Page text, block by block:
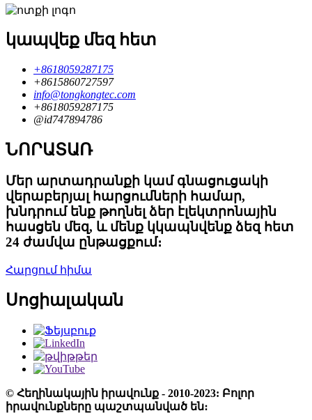
կապվեք մեզ հետ
+8618059287175
+8615860727597
info@tongkongtec.com
+8618059287175
@id747894786
ՆՈՐԱՏԱՌ
Մեր արտադրանքի կամ գնացուցակի
վերաբերյալ հարցումների համար,
խնդրում ենք թողնել ձեր էլեկտրոնային
հասցեն մեզ, և մենք կկապնվենք ձեզ հետ
24 ժամվա ընթացքում։
Հարցում հիմա
Սոցիալական
© Հեղինակային իրավունք - 2010-2023: Բոլոր
իրավունքները պաշտպանված են։